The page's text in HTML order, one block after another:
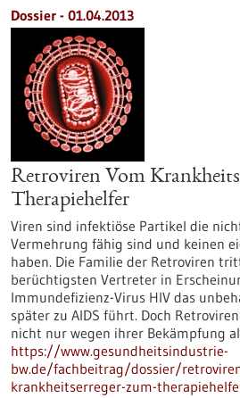
Dossier - 01.04.2013
Retroviren Vom
Therapiehelfer
Viren sind infektiöse Partikel die
Vermehrung fähig sind und keinen
haben. Die Familie der Retroviren
berüchtigsten Vertreter in
Immundefizienz-Virus HIV das
später zu AIDS führt. Doch
nicht nur wegen ihrer Bekämpfung
https://www.gesundheitsindustrie-
bw.de/fachbeitrag/dossier/
krankheitserreger-zum-